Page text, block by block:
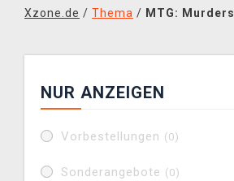
Xzone.de / Thema / MTG:
NUR ANZEIGEN
Vorbestellungen (0)
Sonderangebote (0)